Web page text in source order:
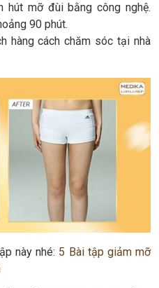
hút mỡ đùi bằng công nghệ.
90 phút.
hàng cách chăm sóc tại nhà
này nhé: 5 Bài tập giảm mỡ